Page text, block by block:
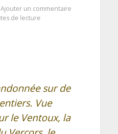
Ajouter un commentaire
de lecture
sur de
Vue
le Ventoux, la